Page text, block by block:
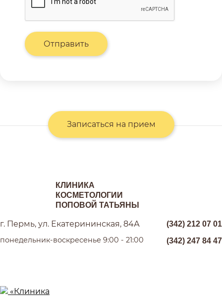
Записаться на прием
КЛИНИКА
КОСМЕТОЛОГИИ
ПОПОВОЙ ТАТЬЯНЫ
г. Пермь, ул. Екатерининская, 84А
понедельник-воскресенье 9:00 - 21:00
(342) 212 07 01
(342) 247 84 47
«Клиника